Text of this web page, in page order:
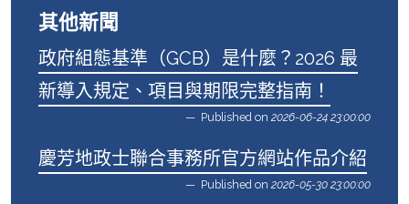
其他新聞
政府組態基準（GCB）是什麼？2026 最
新導入規定、項目與期限完整指南！
Published on 2026-06-24 23:00:00
慶芳地政士聯合事務所官方網站作品介紹
Published on 2026-05-30 23:00:00